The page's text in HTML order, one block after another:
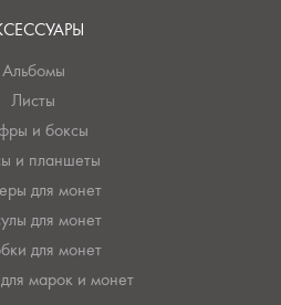
Альбомы
Листы
и боксы
и планшеты
для монет
для монет
для монет
марок и монет